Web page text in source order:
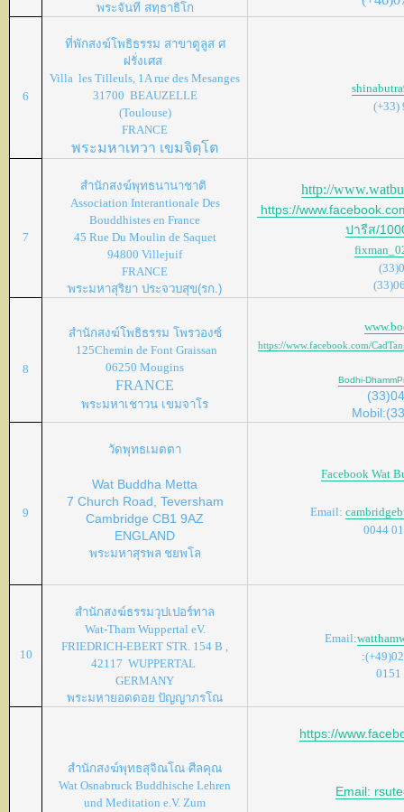
พระจันที สทฺธาธิโก
6
ที่พักสงฆ์โพธิธรรม สาขาตูลูส ศ
ฝรั่งเศส
Villa les Tilleuls, 1A rue des Mesanges
31700 BEAUZELLE
(Toulouse)
FRANCE
พระมหาเทวา เขมจิตฺโต
(+33)
7
สำนักสงฆ์พุทธนานาชาติ
Association Interantionale Des
Bouddhistes en France
45 Rue Du Moulin de Saquet
94800 Villejuif
FRANCE
พระมหาสุริยา ประจวบสุข(รก.)
http://
https://
ปารีส/
8
สำนักสงฆ์โพธิธรรม โพรวองซ์
125Chemin de Font Graissan
06250 Mougins
FRANCE
พระมหาเชาวน เขมจาโร
https://www.facebook.com/
Bodhi-
9
วัดพุทธเมตตา
Wat Buddha Metta
7 Church Road, Teversham
Cambridge CB1 9AZ
ENGLAND
พระมหาสุรพล ชยพโล
Facebook Wat
Email:
0044
10
สำนักสงฆ์ธรรมวุปเปอร์ทาล
Wat-Tham Wuppertal eV.
FRIEDRICH-EBERT STR. 154 B ,
42117 WUPPERTAL
GERMANY
พระมหายอดดอย ปัญญาภรโณ
Email:
0151
สำนักสงฆ์พุทธสุจิณโณ ศีลคุณ
Wat Osnabruck Buddhische Lehren
und Meditation e.V. Zum
https://
Email: